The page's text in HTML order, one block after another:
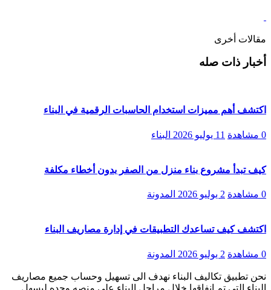
مقالات أخرى
أخبار ذات صله
اكتشف أهم مميزات استخدام الحاسبات الرقمية في البناء
0 مشاهدة 11 يوليو 2026 البناء
كيف تبدأ مشروع بناء منزل من الصفر بدون أخطاء مكلفة
0 مشاهدة 2 يوليو 2026 المدونة
اكتشف كيف تساعدك التطبيقات في إدارة مصاريف البناء
0 مشاهدة 2 يوليو 2026 المدونة
نحن تطبيق تكاليف البناء نهدف الى تسهيل وحساب جميع مصاريف
البناء التي تم انفاقها خلال مراحل البناء على منصه وحده ليسهل